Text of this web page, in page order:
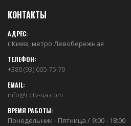
КОНТАКТЫ
АДРЕС:
г.Киев, метро Левобережная
ТЕЛЕФОН:
+380 (93) 005-75-70
EMAIL:
info@cctv-ua.com
ВРЕМЯ РАБОТЫ:
Понедельник - Пятница / 9:00 - 18:00